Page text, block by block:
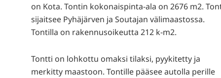
on Kota. Tontin kokonaispinta-ala on 2676 m2.
sijaitsee Pyhäjärven ja Soutajan välimaastossa.
Tontilla on rakennusoikeutta 212 k-m2.
Tontti on lohkottu omaksi tilaksi, pyykitetty ja
merkitty maastoon. Tontille pääsee autolla perille